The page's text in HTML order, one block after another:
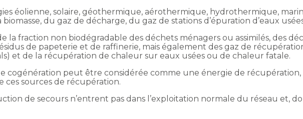
éolienne, solaire, géothermique, aérothermique, hydrothermique,
du gaz de décharge, du gaz de stations d’épuration d’eaux
la fraction non biodégradable des déchets ménagers ou assimilés, des
de papeterie et de raffinerie, mais également des gaz de
et de la récupération de chaleur sur eaux usées ou de chaleur fatale.
cogénération peut être considérée comme une énergie de récupération,
ces sources de récupération.
de secours n’entrent pas dans l’exploitation normale du réseau et,